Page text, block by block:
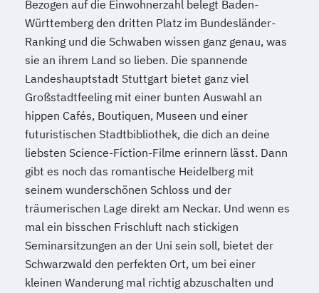
Bezogen auf die Einwohnerzahl belegt Baden-
Württemberg den dritten Platz im Bundesländer-
Ranking und die Schwaben wissen ganz genau, was
sie an ihrem Land so lieben. Die spannende
Landeshauptstadt Stuttgart bietet ganz viel
Großstadtfeeling mit einer bunten Auswahl an
hippen Cafés, Boutiquen, Museen und einer
futuristischen Stadtbibliothek, die dich an deine
liebsten Science-Fiction-Filme erinnern lässt. Dann
gibt es noch das romantische Heidelberg mit
seinem wunderschönen Schloss und der
träumerischen Lage direkt am Neckar. Und wenn es
mal ein bisschen Frischluft nach stickigen
Seminarsitzungen an der Uni sein soll, bietet der
Schwarzwald den perfekten Ort, um bei einer
kleinen Wanderung mal richtig abzuschalten und